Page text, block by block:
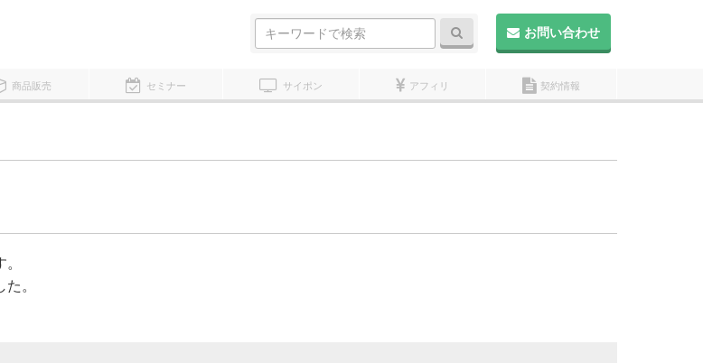
お問い合わせ
検
商品販売 セミナー サイポン アフィリ 契約情報
。